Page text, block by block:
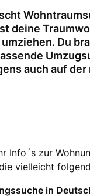
deine
Du
auch auf der
Info´s zur
vielleicht
in